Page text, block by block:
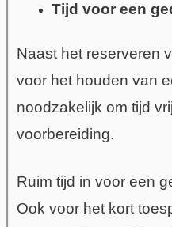
Tijd voor een
Naast het reserveren
voor het houden van
noodzakelijk om tijd
voorbereiding.
Ruim tijd in voor een
Ook voor het kort